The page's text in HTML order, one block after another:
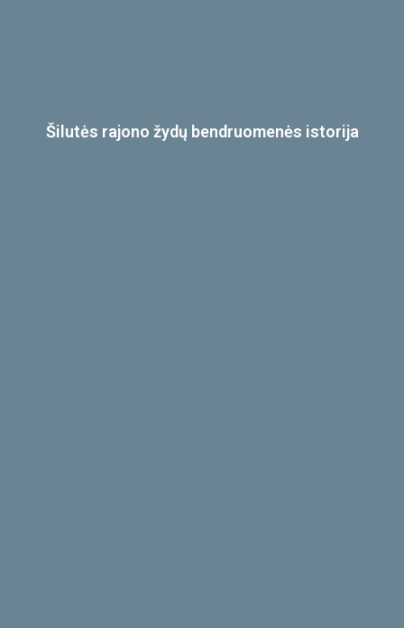
Šilutės rajono žydų bendruomenės istorija